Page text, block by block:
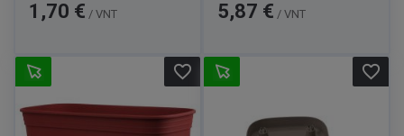
Kaina
1,70 € / VNT
Kaina
5,87 € / VNT
favorite_border favorite_border